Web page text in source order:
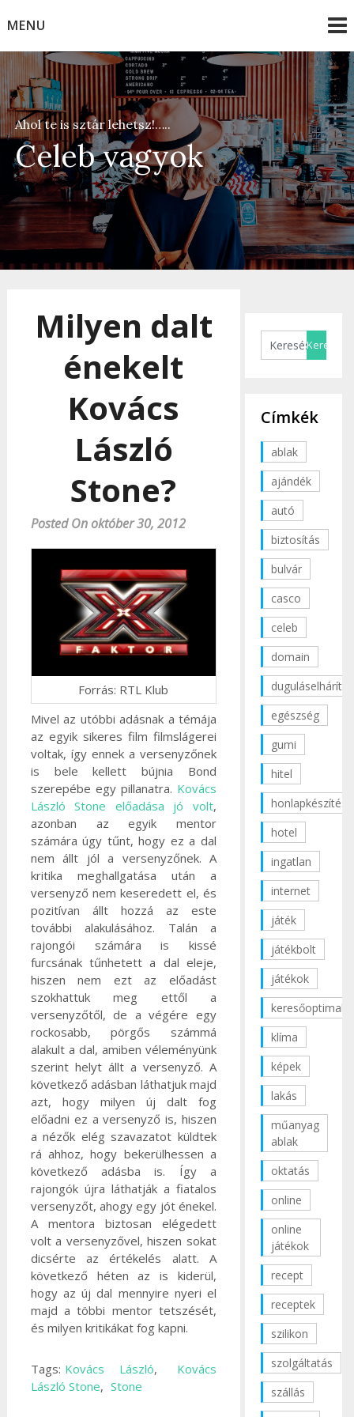
toMENU
Celeb vagyok
Ahol te is sztár lehetsz!…..
Milyen dalt
énekelt
Kovács
László
Stone?
Posted On október 30, 2012
Forrás: RTL Klub
Mivel az utóbbi adásnak a témája
az egyik sikeres film filmslágerei
voltak, így ennek a versenyzőnek
is bele kellett bújnia Bond
szerepébe egy pillanatra. Kovács
László Stone előadása jó volt,
azonban az egyik mentor
számára úgy tűnt, hogy ez a dal
nem állt jól a versenyzőnek. A
kritika meghallgatása után a
versenyző nem keseredett el, és
pozitívan állt hozzá az este
további alakulásához. Talán a
rajongói számára is kissé
furcsának tűnhetett a dal eleje,
hiszen nem ezt az előadást
szokhattuk meg ettől a
versenyzőtől,de a végére egy
rockosabb, pörgős számmá
alakult a dal, amiben véleményünk
szerint helyt állt a versenyző. A
következő adásban láthatjuk majd
azt, hogy milyen új dalt fog
előadni ez a versenyző is, hiszen
a nézők elég szavazatot küldtek
rá ahhoz, hogy bekerülhessen a
következő adásba is. Így a
rajongók újra láthatják a fiatalos
versenyzőt, ahogy egy jót énekel.
A mentora biztosan elégedett
volt a versenyzővel, hiszen sokat
dicsérte az értékelés alatt. A
következő héten az is kiderül,
hogy az új dal mennyire nyeri el
majd a többi mentor tetszését,
és milyen kritikákat fog kapni.
Tags: Kovács László,
Kovács
László Stone, Stone
Címkék
ablak
ajándék
autó
biztosítás
bulvár
casco
celeb
domain
duguláselhárítás
egészség
gumi
hitel
honlapkészítés
hotel
ingatlan
internet
játék
játékbolt
játékok
klíma
képek
lakás
műanyag
ablak
oktatás
online
online
játékok
recept
receptek
szilikon
szolgáltatás
szállás